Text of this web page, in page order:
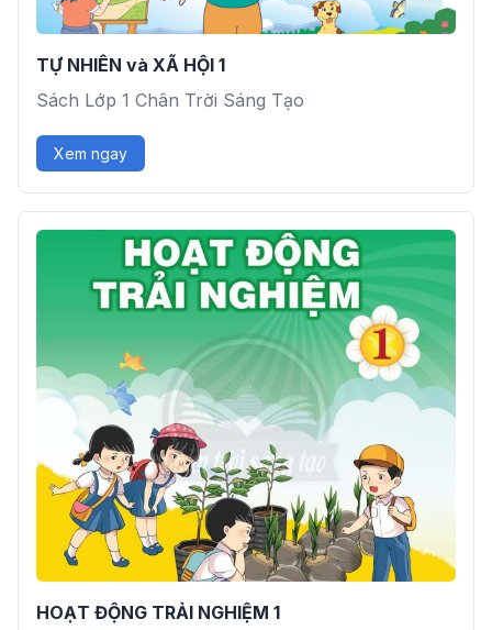
TỰ NHIÊN và XÃ HỘI 1
Sách Lớp 1 Chân Trời Sáng Tạo
Xem ngay
HOẠT ĐỘNG TRẢI NGHIỆM 1